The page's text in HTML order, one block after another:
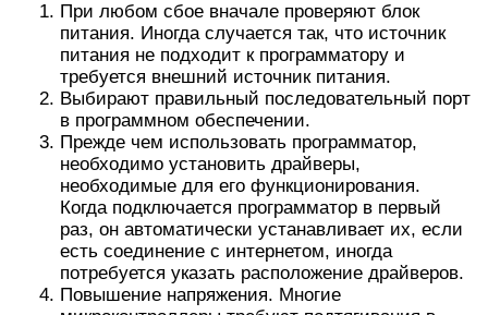
При любом сбое вначале проверяют блок
питания. Иногда случается так, что источник
питания не подходит к программатору и
требуется внешний источник питания.
Выбирают правильный последовательный порт
в программном обеспечении.
Прежде чем использовать программатор,
необходимо установить драйверы,
необходимые для его функционирования.
Когда подключается программатор в первый
раз, он автоматически устанавливает их, если
есть соединение с интернетом, иногда
потребуется указать расположение драйверов.
Повышение напряжения. Многие